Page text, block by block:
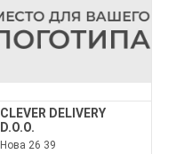
CLEVER DELIVERY
D.O.O.
Нова 26 39